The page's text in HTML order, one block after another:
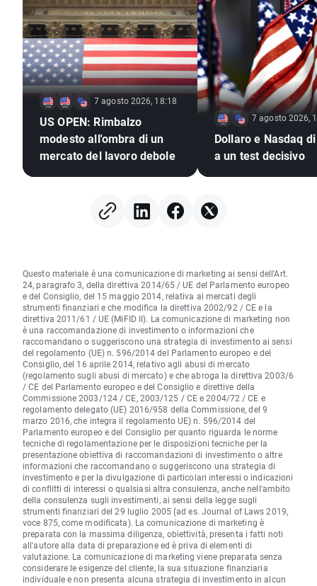
7 agosto 2026, 18:18
US OPEN: Rimbalzo
modesto all'ombra di un
mercato del lavoro debole
7 agosto 2026,
Dollaro e Nasdaq
a un test decisivo
Questo materiale è una comunicazione di marketing ai sensi dell'Art.
24, paragrafo 3, della direttiva 2014/65 / UE del Parlamento europeo
e del Consiglio, del 15 maggio 2014, relativa ai mercati degli
strumenti finanziari e che modifica la direttiva 2002/92 / CE e la
direttiva 2011/61 / UE (MiFID II). La comunicazione di marketing non
è una raccomandazione di investimento o informazioni che
raccomandano o suggeriscono una strategia di investimento ai sensi
del regolamento (UE) n. 596/2014 del Parlamento europeo e del
Consiglio, del 16 aprile 2014, relativo agli abusi di mercato
(regolamento sugli abusi di mercato) e che abroga la direttiva 2003/6
/ CE del Parlamento europeo e del Consiglio e direttive della
Commissione 2003/124 / CE, 2003/125 / CE e 2004/72 / CE e
regolamento delegato (UE) 2016/958 della Commissione, del 9
marzo 2016, che integra il regolamento UE) n. 596/2014 del
Parlamento europeo e del Consiglio per quanto riguarda le norme
tecniche di regolamentazione per le disposizioni tecniche per la
presentazione obiettiva di raccomandazioni di investimento o altre
informazioni che raccomandano o suggeriscono una strategia di
investimento e per la divulgazione di particolari interessi o indicazioni
di conflitti di interessi o qualsiasi altra consulenza, anche nell'ambito
della consulenza sugli investimenti, ai sensi della legge sugli
strumenti finanziari del 29 luglio 2005 (ad es. Journal of Laws 2019,
voce 875, come modificata). La comunicazione di marketing è
preparata con la massima diligenza, obiettività, presenta i fatti noti
all'autore alla data di preparazione ed è priva di elementi di
valutazione. La comunicazione di marketing viene preparata senza
considerare le esigenze del cliente, la sua situazione finanziaria
individuale e non presenta alcuna strategia di investimento in alcun